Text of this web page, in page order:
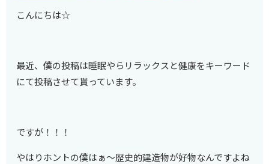
こんにちは☆
最近、僕の投稿は睡眠やらリラックスと健康をキーワード
にて投稿させて貰っています。
ですが！！！
やはりホントの僕はぁ～歴史的建造物が好物なんですよね